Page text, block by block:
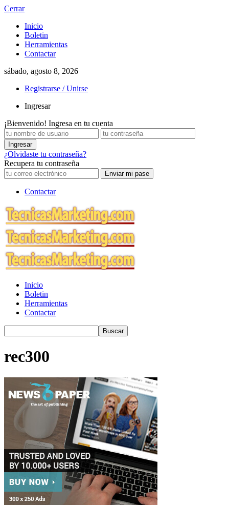
Cerrar
Inicio
Boletin
Herramientas
Contactar
sábado, agosto 8, 2026
Registrarse / Unirse
Ingresar
¡Bienvenido! Ingresa en tu cuenta
¿Olvidaste tu contraseña?
Recupera tu contraseña
Contactar
Inicio
Boletin
Herramientas
Contactar
rec300